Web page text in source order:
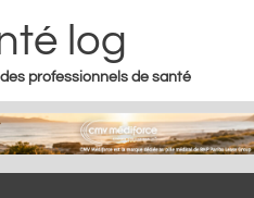
log
professionnels de santé